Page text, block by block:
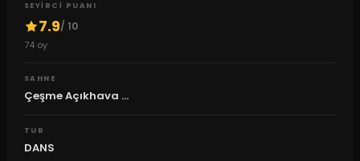
SEYIRCI PUANI
7.9/ 10
74oy
SAHNE
Çeşme Açıkhava ...
TUR
DANS